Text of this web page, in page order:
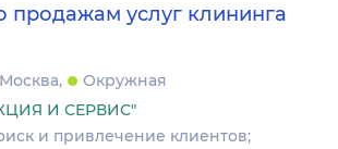
продажам услуг клининга
Москва
Окружная
И СЕРВИС"
и привлечение клиентов;